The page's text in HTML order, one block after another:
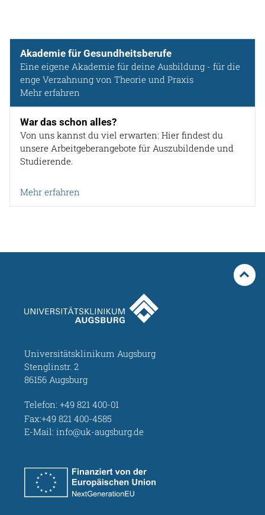
Akademie für Gesundheitsberufe
Eine eigene Akademie für deine Ausbildung - für die
enge Verzahnung von Theorie und Praxis
Mehr erfahren
War das schon alles?
Von uns kannst du viel erwarten: Hier findest du
unsere Arbeitgeberangebote für Auszubildende und
Studierende.
Mehr erfahren
Universitätsklinikum Augsburg
Stenglinstr. 2
86156 Augsburg
Telefon: +49 821 400-01
Fax:+49 821 400-4585
E-Mail: info@uk-augsburg.de